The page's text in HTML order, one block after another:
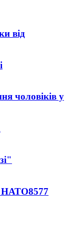
від
чоловіків у
НАТО8577